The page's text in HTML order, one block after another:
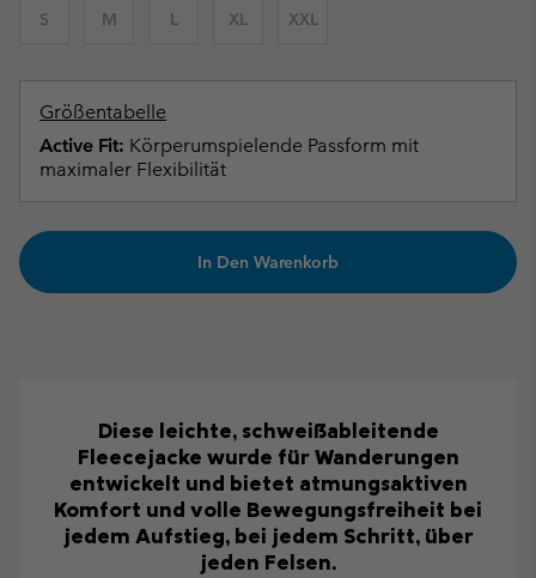
S M L XL XXL
Größentabelle
Active Fit: Körperumspielende Passform mit
maximaler Flexibilität
In Den Warenkorb
Diese leichte, schweißableitende
Fleecejacke wurde für Wanderungen
entwickelt und bietet atmungsaktiven
Komfort und volle Bewegungsfreiheit bei
jedem Aufstieg, bei jedem Schritt, über
jeden Felsen.